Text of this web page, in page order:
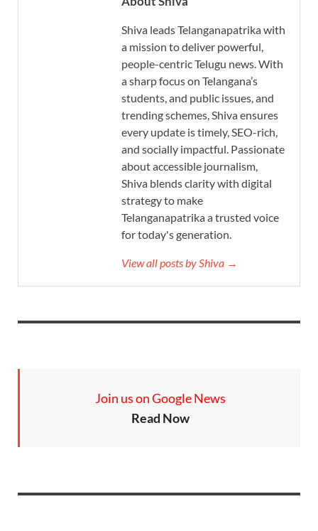
Shiva leads Telanganapatrika with
a mission to deliver powerful,
people-centric Telugu news. With
a sharp focus on Telangana’s
students, and public issues, and
trending schemes, Shiva ensures
every update is timely, SEO-rich,
and socially impactful. Passionate
about accessible journalism,
Shiva blends clarity with digital
strategy to make
Telanganapatrika a trusted voice
for today's generation.
View all posts by Shiva →
Join us on Google News
Read Now